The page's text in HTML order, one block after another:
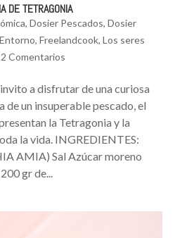
DE TETRAGONIA
, Dosier Pescados, Dosier
Entorno, Freelandcook, Los seres
2 Comentarios
a disfrutar de una curiosa
de un insuperable pescado, el
la Tetragonia y la
la vida. INGREDIENTES:
AMIA) Sal Azúcar moreno
gr de...